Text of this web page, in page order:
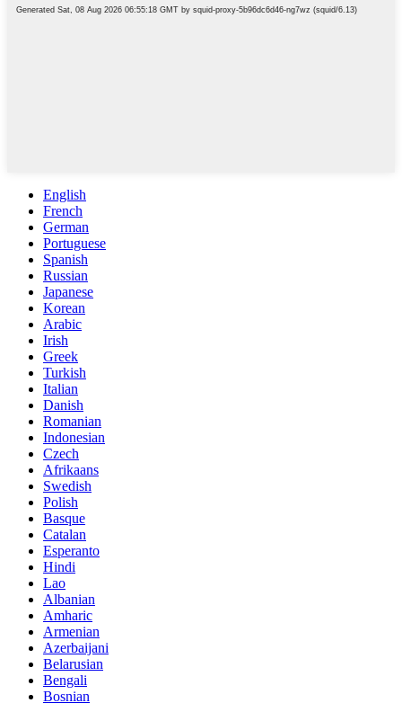
English
French
German
Portuguese
Spanish
Russian
Japanese
Korean
Arabic
Irish
Greek
Turkish
Italian
Danish
Romanian
Indonesian
Czech
Afrikaans
Swedish
Polish
Basque
Catalan
Esperanto
Hindi
Lao
Albanian
Amharic
Armenian
Azerbaijani
Belarusian
Bengali
Bosnian